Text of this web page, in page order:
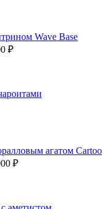
Wave Base
₽
агатом
₽